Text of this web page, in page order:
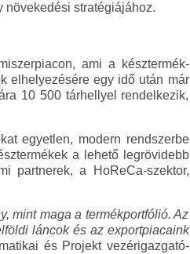
növekedési stratégiájához.
ami a késztermék-
elhelyezésére egy idő után már
10 500 tárhellyel rendelkezik,
egyetlen, modern rendszerbe
a lehető legrövidebb
partnerek, a HoReCa-szektor,
mint maga a termékportfólió. Az
láncok és az exportpiacaink
és Projekt vezérigazgató-